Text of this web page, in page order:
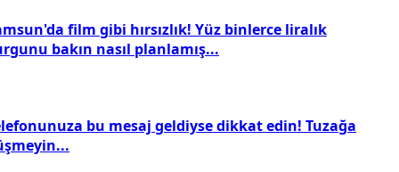
film gibi hırsızlık! Yüz binlerce liralık
bakın nasıl planlamış...
bu mesaj geldiyse dikkat edin! Tuzağa